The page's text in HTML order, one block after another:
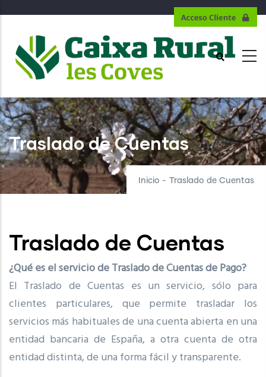
contenido
principal
Traslado de Cuentas
Inicio - Traslado de Cuentas
Traslado de Cuentas
¿Qué es el servicio de Traslado de Cuentas de Pago?
El Traslado de Cuentas es un servicio, sólo para
clientes particulares, que permite trasladar los
servicios más habituales de una cuenta abierta en una
entidad bancaria de España, a otra cuenta de otra
entidad distinta, de una forma fácil y transparente.